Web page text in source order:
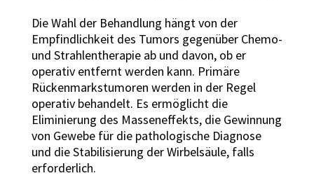
Die Wahl der Behandlung hängt von der
Empfindlichkeit des Tumors gegenüber Chemo-
und Strahlentherapie ab und davon, ob er
operativ entfernt werden kann. Primäre
Rückenmarkstumoren werden in der Regel
operativ behandelt. Es ermöglicht die
Eliminierung des Masseneffekts, die Gewinnung
von Gewebe für die pathologische Diagnose
und die Stabilisierung der Wirbelsäule, falls
erforderlich.